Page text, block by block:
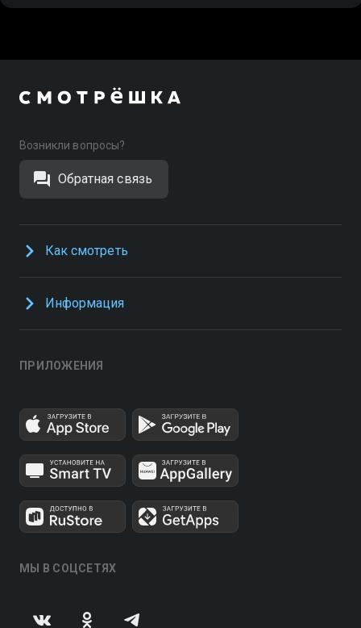
Возникли вопросы?
Обратная связь
Как смотреть
Информация
ПРИЛОЖЕНИЯ
МЫ В СОЦСЕТЯХ